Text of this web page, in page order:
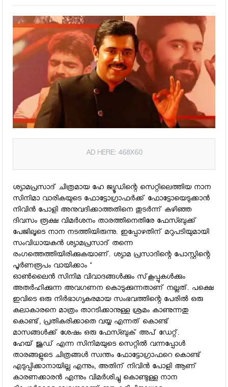
AD HERE: 468X60
ശ്യാമപ്രസാദ് ചിത്രമായ ഹേ ജ്യൂഡിന്റെ സെറ്റിലെത്തിയ നാന
സിനിമാ വാരികയുടെ ഫോട്ടോഗ്രാഫര്‍ക്ക് ഫോട്ടോയെടുക്കാന്‍
നിവിന്‍ പോളി അനുവദിക്കാത്തതിനെ തുടര്‍ന്ന് കഴിഞ്ഞ
ദിവസം രൂക്ഷ വിമര്‍ശനം താരത്തിനെതിരേ ഫേസ്ബുക്ക്
പേജിലൂടെ നാന നടത്തിയിരുന്നു. ഇപ്പോഴതിന് മറുപടിയുമായി
സംവിധായകന്‍ ശ്യാമപ്രസാദ് തന്നെ
രംഗത്തെത്തിയിരിക്കുകയാണ്. ശ്യാമ പ്രസാദിന്റെ പോസ്റ്റിന്റെ
പൂര്‍ണരൂപം വായിക്കാം ‘
ഓണ്‍ലൈന്‍ സിനിമ വിവാദങ്ങള്‍ക്കും സ്‌കൂപ്പുകള്‍ക്കും
അതര്‍ഹിക്കുന്ന അവഗണന കൊടുക്കുന്നതാണ് നല്ലത്. പക്ഷെ
ഇവിടെ ഒരു നിര്‍ഭാഗ്യകരമായ സംഭവത്തിന്റെ പേരില്‍ ഒരു
കലാകാരനെ മാത്രം താറടിക്കാനുള്ള ശ്രമം കാണുന്നതു
കൊണ്ട്, പ്രതികരിക്കാതെ വയ്യ എന്നത് കൊണ്ട്
മാസങ്ങള്‍ക്ക് ശേഷം ഒരു ഫേസ്ബുക് അപ് ഡേറ്റ്.
ഹേയ് ജൂഡ് എന്ന സിനിമയുടെ സെറ്റില്‍ വന്നപ്പോള്‍
താരങ്ങളുടെ ചിത്രങ്ങള്‍ സ്വന്തം ഫോട്ടോഗ്രാഫറെ കൊണ്ട്
എടുപ്പിക്കാനായില്ല എന്നും, അതിന് നിവിന്‍ പോളി ആണ്
കാരണക്കാരന്‍ എന്നും വിമര്‍ശിച്ചു കൊണ്ടുള്ള നാന